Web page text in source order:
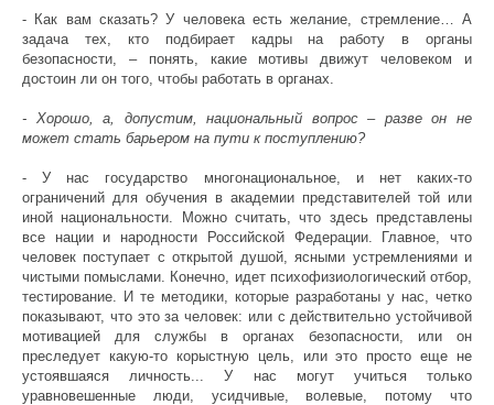
- Как вам сказать? У человека есть желание, стремление… А
задача тех, кто подбирает кадры на работу в органы
безопасности, – понять, какие мотивы движут человеком и
достоин ли он того, чтобы работать в органах.
- Хорошо, а, допустим, национальный вопрос – разве он не
может стать барьером на пути к поступлению?
- У нас государство многонациональное, и нет каких-то
ограничений для обучения в академии представителей той или
иной национальности. Можно считать, что здесь представлены
все нации и народности Российской Федерации. Главное, что
человек поступает с открытой душой, ясными устремлениями и
чистыми помыслами. Конечно, идет психофизиологический отбор,
тестирование. И те методики, которые разработаны у нас, четко
показывают, что это за человек: или с действительно устойчивой
мотивацией для службы в органах безопасности, или он
преследует какую-то корыстную цель, или это просто еще не
устоявшаяся личность... У нас могут учиться только
уравновешенные люди, усидчивые, волевые, потому что